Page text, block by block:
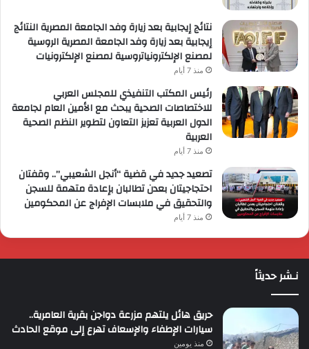
نتائج إيجابية بعد زيارة وفد الجامعة المصرية النتائج
إيجابية بعد زيارة وفد الجامعة المصرية الروسية
لمصنع الإلكترونياتروسية لمصنع الإلكترونيات
منذ 7 أيام
رئيس المكتب التنفيذي للمجلس العربي
للاختصاصات الصحية يبحث مع الأمين العام لجامعة
الدول العربية تعزيز التعاون لتطوير النظم الصحية
العربية
منذ 7 أيام
تصعيد جديد في قضية “أنجل الشعيبي”.. وقفتان
احتجاجيتان بعدن تطالبان بإعادة متهمة للسجن
والتحقيق في ملابسات الإفراج عن المحكومين
منذ 7 أيام
نـشر حديثاً
حريق هائل يلتهم مزرعة دواجن بقرية العامرية..
سيارات الإطفاء والإسعاف تهرع إلى موقع الحادث
منذ يومين